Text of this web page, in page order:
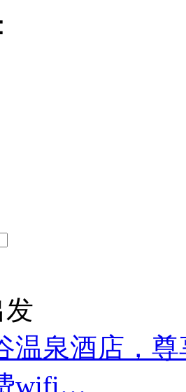
温泉酒店，
wifi…